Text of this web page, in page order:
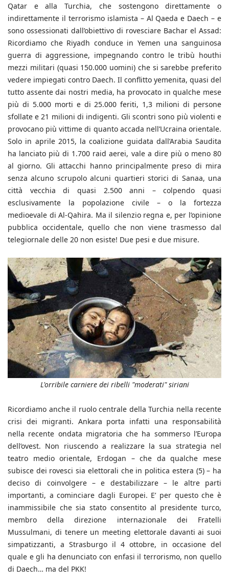
Qatar e alla Turchia, che sostengono direttamente o
indirettamente il terrorismo islamista – Al Qaeda e Daech – e
sono ossessionati dall’obiettivo di rovesciare Bachar el Assad:
Ricordiamo che Riyadh conduce in Yemen una sanguinosa
guerra di aggressione, impegnando contro le tribù houthi
mezzi militari (quasi 150.000 uomini) che si sarebbe preferito
vedere impiegati contro Daech. Il conflitto yemenita, quasi del
tutto assente dai nostri media, ha provocato in qualche mese
più di 5.000 morti e di 25.000 feriti, 1,3 milioni di persone
sfollate e 21 milioni di indigenti. Gli scontri sono più violenti e
provocano più vittime di quanto accada nell’Ucraina orientale.
Solo in aprile 2015, la coalizione guidata dall’Arabia Saudita
ha lanciato più di 1.700 raid aerei, vale a dire più o meno 80
al giorno. Gli attacchi hanno principalmente preso di mira
senza alcuno scrupolo alcuni quartieri storici di Sanaa, una
città vecchia di quasi 2.500 anni – colpendo quasi
esclusivamente la popolazione civile – o la fortezza
medioevale di Al-Qahira. Ma il silenzio regna e, per l’opinione
pubblica occidentale, quello che non viene trasmesso dal
telegiornale delle 20 non esiste! Due pesi e due misure.
L'orribile carniere dei ribelli "moderati" siriani
Ricordiamo anche il ruolo centrale della Turchia nella recente
crisi dei migranti. Ankara porta infatti una responsabilità
nella recente ondata migratoria che ha sommerso l’Europa
dell’ovest. Non riuscendo a realizzare la sua strategia nel
teatro medio orientale, Erdogan – che da qualche mese
subisce dei rovesci sia elettorali che in politica estera (5) – ha
deciso di coinvolgere – e destabilizzare – le altre parti
importanti, a cominciare dagli Europei. E’ per questo che è
inammissibile che sia stato consentito al presidente turco,
membro della direzione internazionale dei Fratelli
Mussulmani, di tenere un meeting elettorale davanti ai suoi
simpatizzanti, a Strasburgo il 4 ottobre, in occasione del
quale e gli ha denunciato con enfasi il terrorismo, non quello
di Daech… ma del PKK!